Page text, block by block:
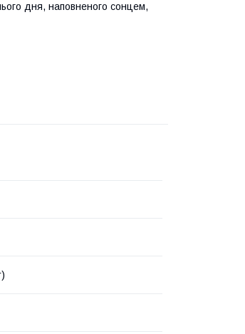
дня, наповненого сонцем,